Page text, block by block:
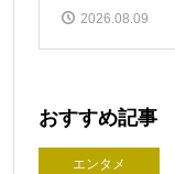
2026.08.09
おすすめ記事
エンタメ